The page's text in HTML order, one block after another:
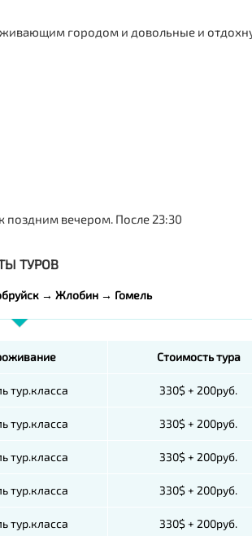
городом и довольные и
вечером. После 23:30
ТУРОВ
→ Жлобин → Гомель
Стоимость тура
тур.класса 330$ + 200руб.
тур.класса 330$ + 200руб.
тур.класса 330$ + 200руб.
тур.класса 330$ + 200руб.
тур.класса 330$ + 200руб.